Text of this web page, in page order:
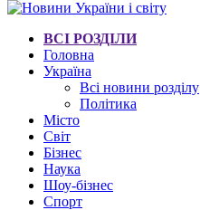
ВСІ РОЗДІЛИ
Головна
Україна
Всі новини розділу
Політика
Місто
Світ
Бізнес
Наука
Шоу-бізнес
Спорт